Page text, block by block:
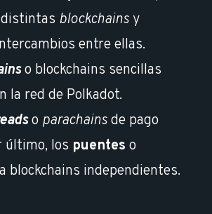
blockchainsy
entre ellas.
o blockchains sencillas
la red de Polkadot.
o parachainsde pago
último, los puentes o
blockchains independientes.